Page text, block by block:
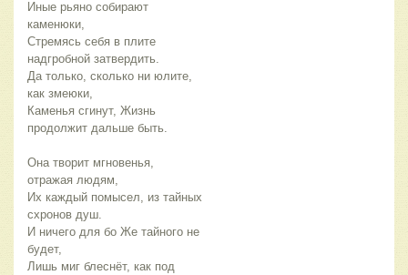
Иные рьяно собирают
каменюки,
Стремясь себя в плите
надгробной затвердить.
Да только, сколько ни юлите,
как змеюки,
Каменья сгинут, Жизнь
продолжит дальше быть.
Она творит мгновенья,
отражая людям,
Их каждый помысел, из тайных
схронов душ.
И ничего для бо Же тайного не
будет,
Лишь миг блеснёт, как под